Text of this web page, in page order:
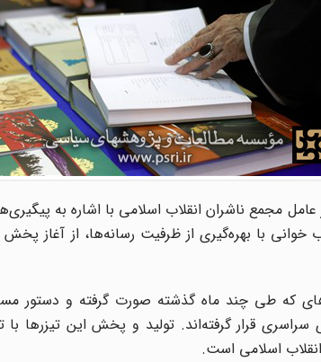
عامل مجمع ناشران انقلاب اسلامی با اشاره به
با بهره‌گیری از ظرفیت رسانه‌ها، از آغاز پخش
که طی چند ماه گذشته صورت گرفته و دستور
قرار گرفته‌اند. تولید و پخش این تیزرها
اسلامی است.